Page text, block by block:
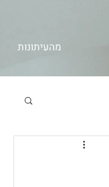
מהעיתונות